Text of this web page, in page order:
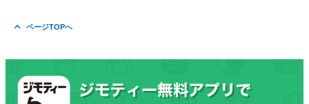
ページTOPへ